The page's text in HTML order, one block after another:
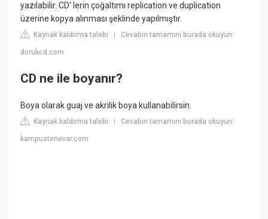
yazılabilir. CD' lerin çoğaltımı replication ve duplication
üzerine kopya alınması şeklinde yapılmıştır.
Kaynak kaldırma talebi |Cevabın tamamını burada okuyun:
dorukcd.com
CD ne ile boyanır?
Boya olarak guaj ve akrilik boya kullanabilirsin.
Kaynak kaldırma talebi |Cevabın tamamını burada okuyun:
kampustenevar.com